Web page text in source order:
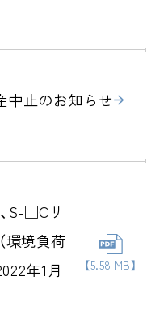
中止のお知らせ
S-□Cリ
環境負荷
年1月
【5.58 MB】